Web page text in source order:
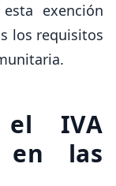
exención
los requisitos
el IVA
en las